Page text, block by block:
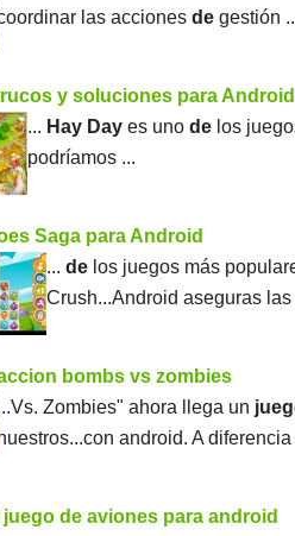
las accionesde gestión
y soluciones para Android
... Hay Day es unode los
podríamos ...
Saga para Android
...de los juegos más
Crush...Android aseguras
bombs vs zombies
Zombies" ahora llega un
android. A
de aviones para android